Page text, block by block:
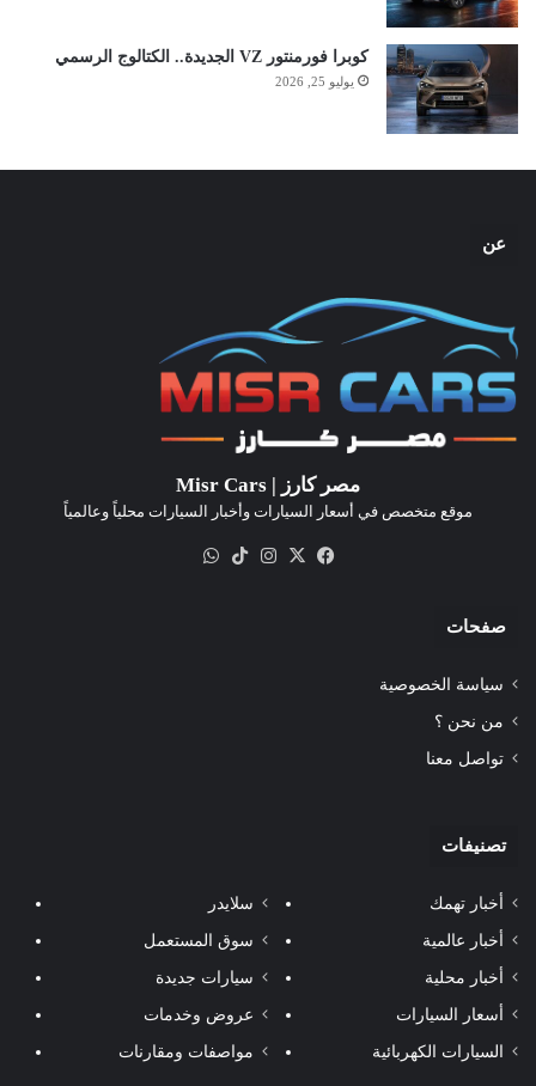
كوبرا فورمنتور VZ الجديدة.. الكتالوج الرسمي
يوليو 25, 2026
عن
مصر كارز | Misr Cars
موقع متخصص في أسعار السيارات وأخبار السيارات محلياً وعالمياً
فيسبوك
‫X انستقرام‫TikTok
صفحات
سياسة الخصوصية
من نحن ؟
تواصل معنا
تصنيفات
أخبار تهمك
أخبار عالمية
أخبار محلية
أسعار السيارات
السيارات الكهربائية
سلايدر
سوق المستعمل
سيارات جديدة
عروض وخدمات
مواصفات ومقارنات